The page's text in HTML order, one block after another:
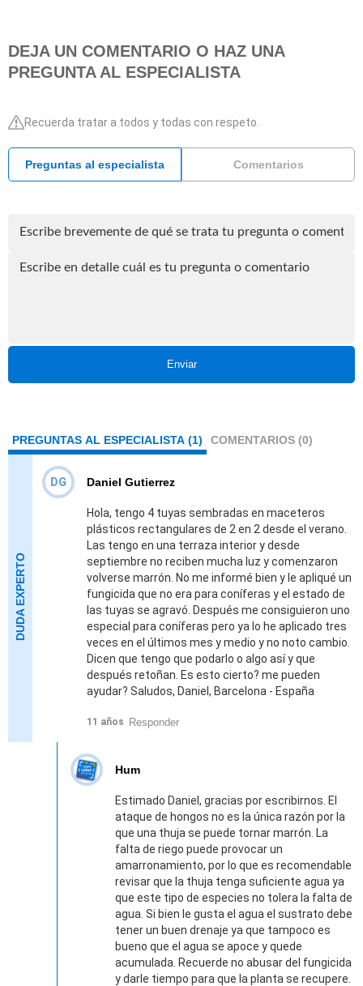
DEJA UN COMENTARIO O HAZ UNA
PREGUNTA AL ESPECIALISTA
Recuerda tratar a todos y todas con respeto.
Preguntas al especialista Comentarios
Enviar
PREGUNTAS AL ESPECIALISTA (1) COMENTARIOS (0)
DG Daniel Gutierrez
Hola, tengo 4 tuyas sembradas en maceteros
plásticos rectangulares de 2 en 2 desde el verano.
Las tengo en una terraza interior y desde
septiembre no reciben mucha luz y comenzaron
volverse marrón. No me informé bien y le apliqué un
fungicida que no era para coníferas y el estado de
las tuyas se agravó. Después me consiguieron uno
especial para coníferas pero ya lo he aplicado tres
veces en el últimos mes y medio y no noto cambio.
Dicen que tengo que podarlo o algo así y que
después retoñan. Es esto cierto? me pueden
ayudar? Saludos, Daniel, Barcelona - España
11 años Responder
Hum
Estimado Daniel, gracias por escribirnos. El
ataque de hongos no es la única razón por la
que una thuja se puede tornar marrón. La
falta de riego puede provocar un
amarronamiento, por lo que es recomendable
revisar que la thuja tenga suficiente agua ya
que este tipo de especies no tolera la falta de
agua. Si bien le gusta el agua el sustrato debe
tener un buen drenaje ya que tampoco es
bueno que el agua se apoce y quede
acumulada. Recuerde no abusar del fungicida
y darle tiempo para que la planta se recupere.